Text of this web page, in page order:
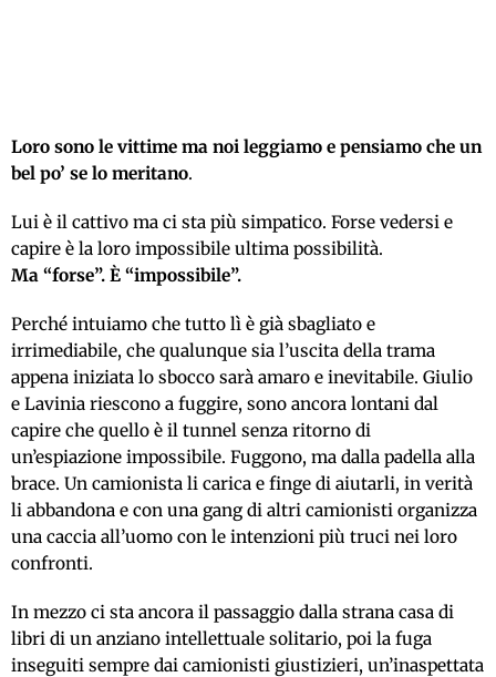
Loro sono le vittime ma noi leggiamo e pensiamo che un
bel po’ se lo meritano.
Lui è il cattivo ma ci sta più simpatico. Forse vedersi e
capire è la loro impossibile ultima possibilità.
Ma “forse”. È “impossibile”.
Perché intuiamo che tutto lì è già sbagliato e
irrimediabile, che qualunque sia l’uscita della trama
appena iniziata lo sbocco sarà amaro e inevitabile. Giulio
e Lavinia riescono a fuggire, sono ancora lontani dal
capire che quello è il tunnel senza ritorno di
un’espiazione impossibile. Fuggono, ma dalla padella alla
brace. Un camionista li carica e finge di aiutarli, in verità
li abbandona e con una gang di altri camionisti organizza
una caccia all’uomo con le intenzioni più truci nei loro
confronti.
In mezzo ci sta ancora il passaggio dalla strana casa di
libri di un anziano intellettuale solitario, poi la fuga
inseguiti sempre dai camionisti giustizieri, un’inaspettata